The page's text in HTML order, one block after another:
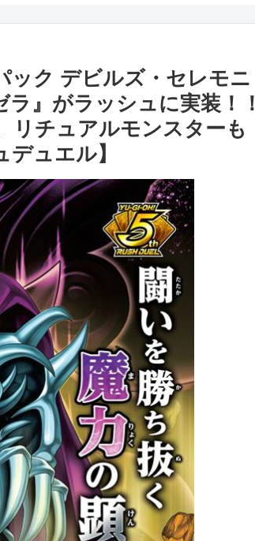
ック デビルズ・セレモニ
』がラッシュに実装！！
リチュアルモンスターも
ュエル】